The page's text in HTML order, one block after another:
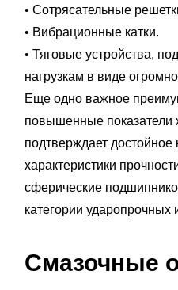
• Сотрясательные
• Вибрационные катки.
• Тяговые устройства,
нагрузкам в виде
Еще одно важное
повышенные показатели
подтверждает
характеристики
сферические
категории ударопрочных
Смазочные